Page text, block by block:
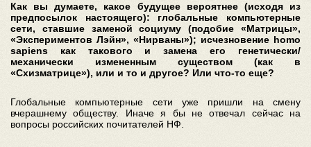
Как вы думаете, какое будущее вероятнее (исходя из
предпосылок настоящего): глобальные компьютерные
сети, ставшие заменой социуму (подобие «Матрицы»,
«Экспериментов Лэйн», «Нирваны»); исчезновение homo
sapiens как такового и замена его генетически/
механически измененным существом (как в
«Схизматрице»), или и то и другое? Или что-то еще?
Глобальные компьютерные сети уже пришли на смену
вчерашнему обществу. Иначе я бы не отвечал сейчас на
вопросы российских почитателей НФ.